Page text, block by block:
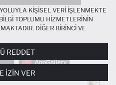
+1
KIŞISEL VERI IŞLENMEKTE
TOPLUMU HIZMETLERININ
DIĞER BIRINCI VE
DAHA IYI BIR ALIŞVERIŞ
DAHA IŞLEVSEL KILINMASI VE
HALINDE, SIZLERE
YAPILMASI AMAÇLARIYLA
ÇEREZLERE DAIR TERCIHLERINIZI
HER ZAMAN YÖNETEBILIR,
REDDET
İZIN VER